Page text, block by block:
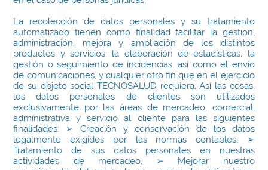
La recolección de datos personales y su tratamiento
automatizado tienen como finalidad facilitar la gestión,
administración, mejora y ampliación de los distintos
productos y servicios, la elaboración de estadísticas, la
gestión o seguimiento de incidencias, así como el envío
de comunicaciones, y cualquier otro fin que en el ejercicio
de su objeto social TECNOSALUD requiera. Así las cosas,
los datos personales de clientes son utilizados
exclusivamente por las áreas de mercadeo, comercial,
administrativa y servicio al cliente para las siguientes
finalidades: ➢ Creación y conservación de los datos
legalmente exigidos por las normas contables. ➢
Tratamiento de sus datos personales en nuestras
actividades de mercadeo. ➢ Mejorar nuestro